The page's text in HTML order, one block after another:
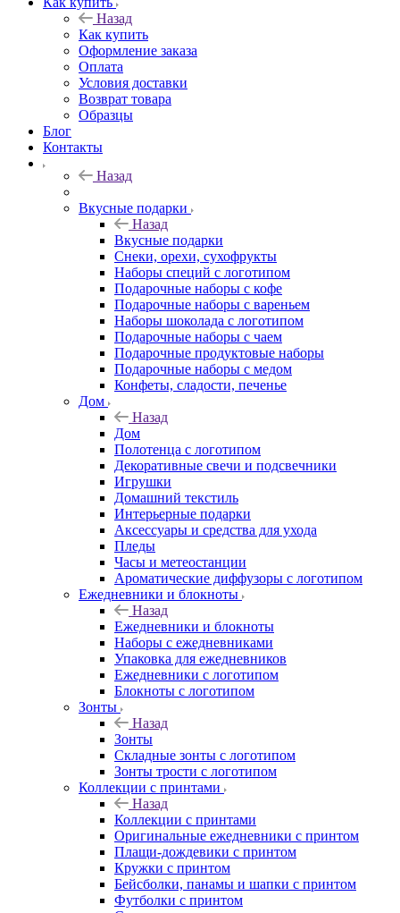
Назад
Как купить
Оформление заказа
Оплата
Условия доставки
Возврат товара
Образцы
Блог
Контакты
Назад
Вкусные подарки
Назад
Вкусные подарки
Снеки, орехи, сухофрукты
Наборы специй с логотипом
Подарочные наборы с кофе
Подарочные наборы с вареньем
Наборы шоколада с логотипом
Подарочные наборы с чаем
Подарочные продуктовые наборы
Подарочные наборы с медом
Конфеты, сладости, печенье
Дом
Назад
Дом
Полотенца с логотипом
Декоративные свечи и подсвечники
Игрушки
Домашний текстиль
Интерьерные подарки
Аксессуары и средства для ухода
Пледы
Часы и метеостанции
Ароматические диффузоры с логотипом
Ежедневники и блокноты
Назад
Ежедневники и блокноты
Наборы с ежедневниками
Упаковка для ежедневников
Ежедневники с логотипом
Блокноты с логотипом
Зонты
Назад
Зонты
Складные зонты с логотипом
Зонты трости с логотипом
Коллекции с принтами
Назад
Коллекции с принтами
Оригинальные ежедневники с принтом
Плащи-дождевики с принтом
Кружки с принтом
Бейсболки, панамы и шапки с принтом
Футболки с принтом